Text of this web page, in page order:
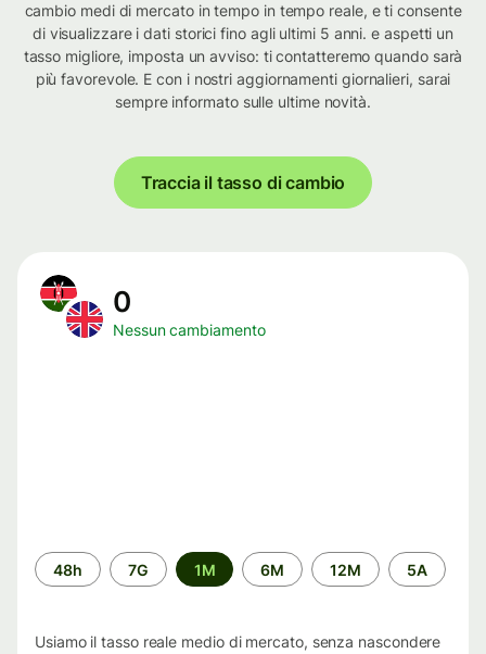
cambio medi di mercato in tempo in tempo reale, e ti consente
di visualizzare i dati storici fino agli ultimi 5 anni. e aspetti un
tasso migliore, imposta un avviso: ti contatteremo quando sarà
più favorevole. E con i nostri aggiornamenti giornalieri, sarai
sempre informato sulle ultime novità.
Traccia il tasso di cambio
0
Nessun cambiamento
Periodo
di
48h 7G 1M 6M 12M 5A
Usiamo il tasso reale medio di mercato, senza nascondere